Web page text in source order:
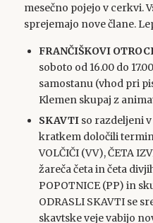
mesečno pojejo v cerkvi.
sprejemajo nove člane.
FRANČIŠKOVI
soboto od 16.00 do
samostanu (vhod pri
Klemen skupaj z
SKAVTI so razdeljeni
kratkem določili
VOLČIČI (VV), ČETA
žareča četa in četa
POPOTNICE (PP) in
ODRASLI SKAVTI se
skavtske veje vabijo